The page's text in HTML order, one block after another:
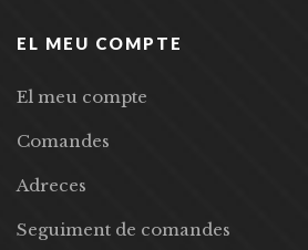
EL MEU COMPTE
El meu compte
Comandes
Adreces
Seguiment de comandes